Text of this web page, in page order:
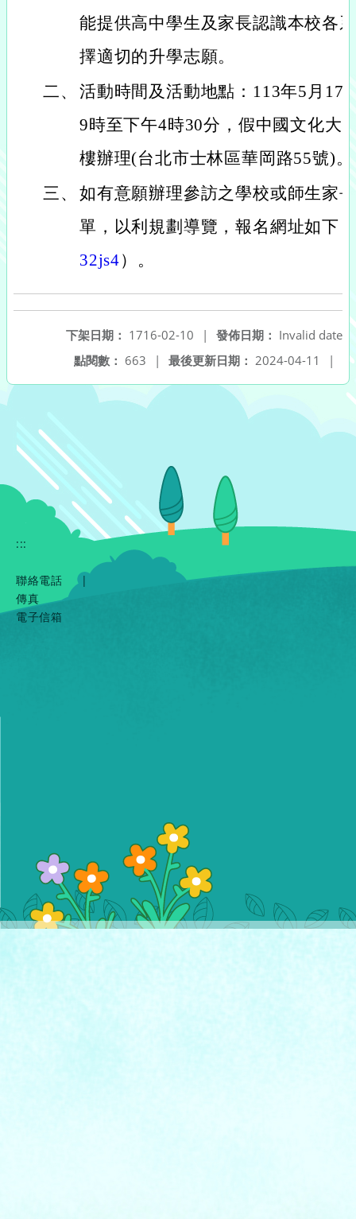
能提供高中學生及家長認識本校各
擇適切的升學志願。
二、 活動時間及活動地點：113年5月17
9時至下午4時30分，假中國文化大
樓辦理(台北市士林區華岡路55號)。
三、 如有意願辦理參訪之學校或師生家
單，以利規劃導覽，報名網址如下（
32js4）。
發佈日期： Invalid date
下架日期： 1716-02-10
|
最後更新日期： 2024-04-11 |
點閱數： 663 |
:::
聯絡電話
|
傳真
電子信箱